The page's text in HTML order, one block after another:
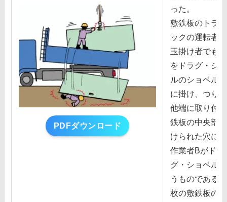
PDFダウンロード
った。
敷鉄板のトラ
ックの運転者で
⽟掛け者でも
をドラグ・シ
ルのショベル
に掛け、つり
他端に取り付
鉄板の中央部
けられた⽳に
作業者Bがドラ
グ・ショベル
うものである
枚の敷鉄板の